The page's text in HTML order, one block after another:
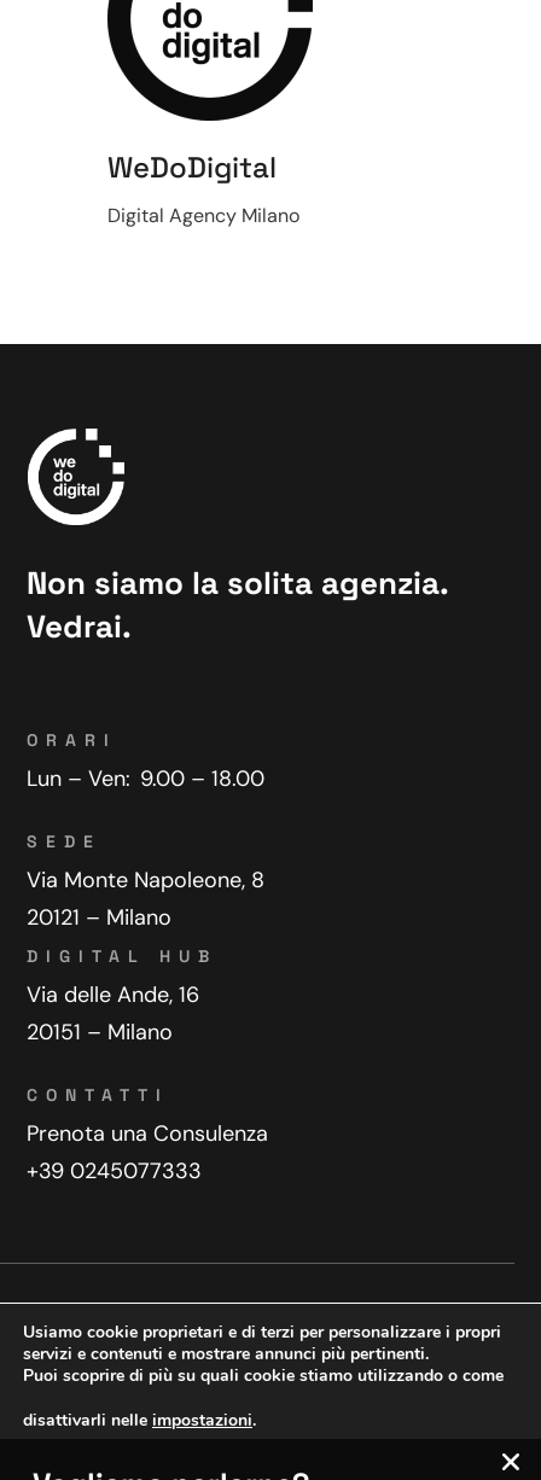
WeDoDigital
Digital Agency Milano
Non siamo la solita agenzia.
Vedrai.
ORARI
Lun – Ven: 9.00 – 18.00
SEDE
Via Monte Napoleone, 8
20121 – Milano
DIGITAL HUB
Via delle Ande, 16
20151 – Milano
CONTATTI
Prenota una Consulenza
+39 0245077333
Copyright © 2025 WeDoDigital
Creazione e sviluppo siti web
Usiamo cookie proprietari e di terzi per personalizzare i propri
servizi e contenuti e mostrare annunci più pertinenti.
Puoi scoprire di più su quali cookie stiamo utilizzando o come
disattivarli nelle impostazioni.